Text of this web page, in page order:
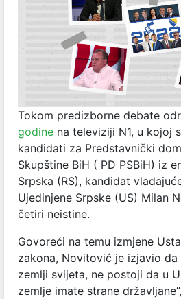
Tokom predizborne debate
godine na televiziji N1, u kojoj
kandidati za Predstavnički
Skupštine BiH ( PD PSBiH) iz
Srpska (RS), kandidat
Ujedinjene Srpske (US) Milan
četiri neistine.
Govoreći na temu izmjene
zakona, Novitović je izjavio da
zemlji svijeta, ne postoji da u
zemlje imate strane